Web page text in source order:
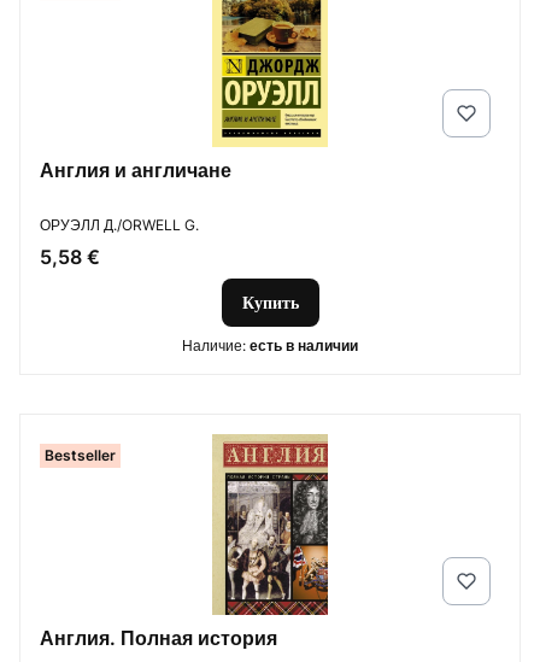
Англия и англичане
ПРОИЗВОДИТЕЛЬ
ОРУЭЛЛ Д./ORWELL G.
Цена
5,58 €
Купить
Наличие: есть в наличии
Bestseller
Англия. Полная история